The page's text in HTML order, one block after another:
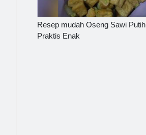
Resep mudah Oseng Sawi Putih
Praktis Enak